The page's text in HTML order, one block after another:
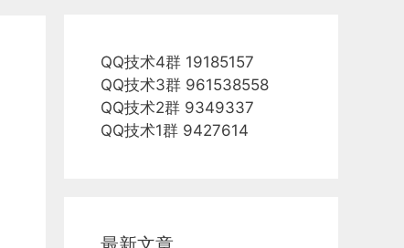
QQ技术4群 19185157
QQ技术3群 961538558
QQ技术2群 9349337
QQ技术1群 9427614